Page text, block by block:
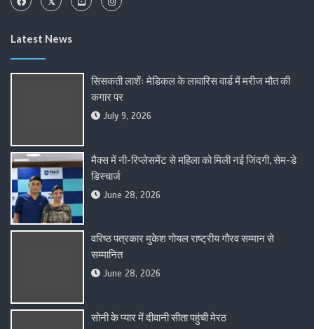
Latest News
सिसकती लाशेंः मेडिकल के लावारिस वार्ड में मरीज मौत की
कगार पर
July 9, 2026
मैक्स में नी-रिप्लेसमेंट से महिला को मिली नई जिंदगी, सेम-डे
डिस्चार्ज
June 28, 2026
वरिष्ठ पत्रकार मुकेश गोयल राष्ट्रीय गौरव सम्मान से
सम्मानित
June 28, 2026
सोनी के प्यार में दीवानी सीता पहुंची मेरठ